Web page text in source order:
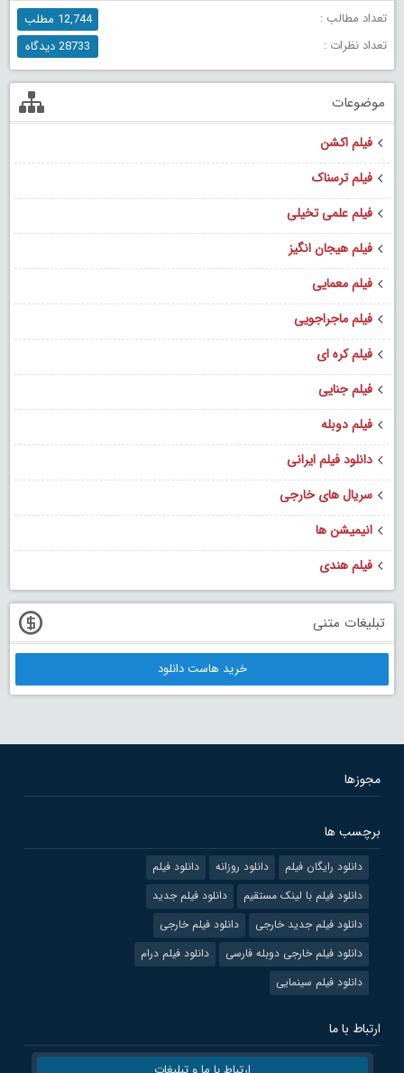
تعداد مطالب :
12,744 مطلب
تعداد نظرات :
28733 دیدگاه
موضوعات
فیلم اکشن
فیلم ترسناک
فیلم علمی تخیلی
فیلم هیجان انگیز
فیلم معمایی
فیلم ماجراجویی
فیلم کره ای
فیلم جنایی
فیلم دوبله
دانلود فیلم ایرانی
سریال های خارجی
انیمیشن ها
فیلم هندی
تبلیغات متنی
خرید هاست دانلود
مجوزها
برچسب ها
دانلود رایگان فیلم دانلود روزانه
دانلود فیلم
دانلود فیلم با لینک مستقیم
دانلود فیلم جدید
دانلود فیلم جدید خارجی
دانلود فیلم خارجی
دانلود فیلم خارجی دوبله فارسی
دانلود فیلم درام
دانلود فیلم سینمایی
ارتباط با ما